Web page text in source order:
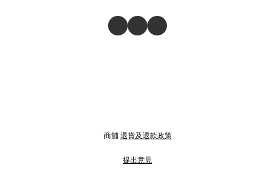
商舖 退貨及退款政策
提出意見